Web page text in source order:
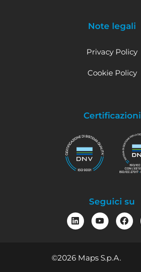
Note legali
Privacy Policy
Cookie Policy
Certificazioni
Seguici su
©2026 Maps S.p.A.